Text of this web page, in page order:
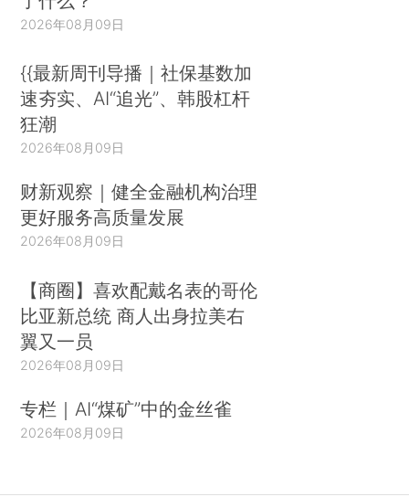
2026年08月09日
{{最新周刊导播｜社保基数加
速夯实、AI“追光”、韩股杠杆
狂潮
2026年08月09日
财新观察｜健全金融机构治理
更好服务高质量发展
2026年08月09日
【商圈】喜欢配戴名表的哥伦
比亚新总统 商人出身拉美右
翼又一员
2026年08月09日
专栏｜AI“煤矿”中的金丝雀
2026年08月09日